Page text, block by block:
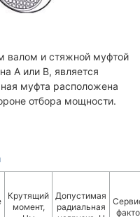
валом и стяжной муфтой
A или B, является
муфта расположена
отбора мощности.
Крутящий
момент,
Допустимая
радиальная